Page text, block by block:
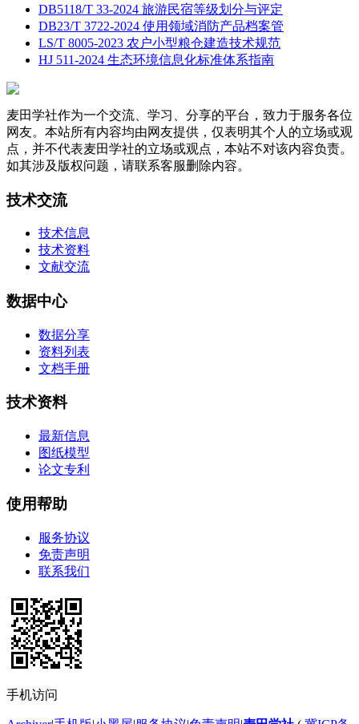
DB5118/T 33-2024 旅游民宿等级划分与评定
DB23/T 3722-2024 使用领域消防产品档案管
LS/T 8005-2023 农户小型粮仓建造技术规范
HJ 511-2024 生态环境信息化标准体系指南
麦田学社作为一个交流、学习、分享的平台，致力于服务各位
网友。本站所有内容均由网友提供，仅表明其个人的立场或观
点，并不代表麦田学社的立场或观点，本站不对该内容负责。
如其涉及版权问题，请联系客服删除内容。
技术交流
技术信息
技术资料
文献交流
数据中心
数据分享
资料列表
文档手册
技术资料
最新信息
图纸模型
论文专利
使用帮助
服务协议
免责声明
联系我们
手机访问